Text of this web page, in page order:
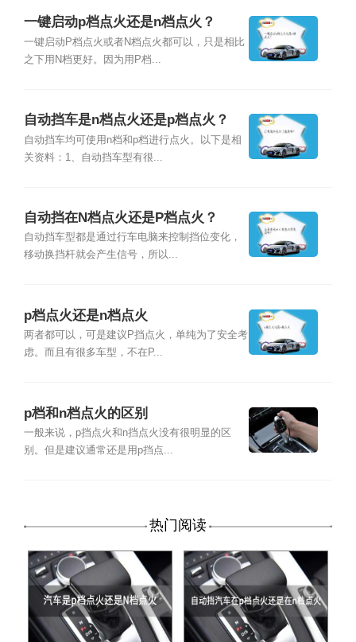
一键启动p档点火还是n档点火？
一键启动P档点火或者N档点火都可以，只是相比
之下用N档更好。因为用P档...
自动挡车是n档点火还是p档点火？
自动挡车均可使用n档和p档进行点火。以下是相
关资料：1、自动挡车型有很...
自动挡在N档点火还是P档点火？
自动挡车型都是通过行车电脑来控制挡位变化，
移动换挡杆就会产生信号，所以...
p档点火还是n档点火
两者都可以，可是建议P挡点火，单纯为了安全考
虑。而且有很多车型，不在P...
p档和n档点火的区别
一般来说，p挡点火和n挡点火没有很明显的区
别。但是建议通常还是用p挡点...
热门阅读